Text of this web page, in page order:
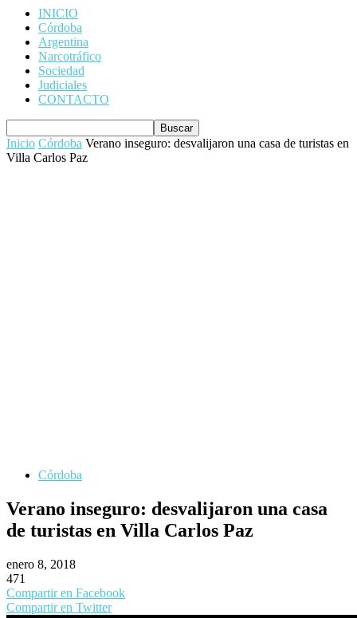
INICIO
Córdoba
Argentina
Narcotráfico
Sociedad
Judiciales
CONTACTO
Inicio Córdoba Verano inseguro: desvalijaron una casa de turistas en
Villa Carlos Paz
Córdoba
Verano inseguro: desvalijaron una casa
de turistas en Villa Carlos Paz
enero 8, 2018
471
Compartir en Facebook
Compartir en Twitter